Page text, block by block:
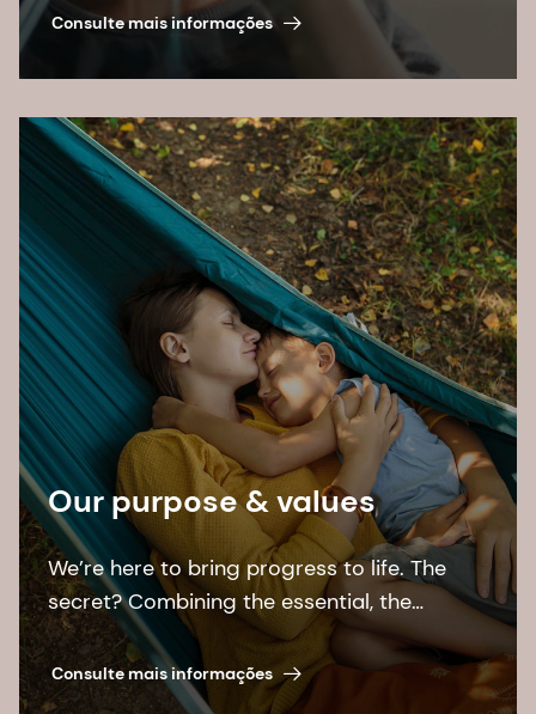
and leading by example.
Consulte mais informações
Our purpose & values
We’re here to bring progress to life. The
secret? Combining the essential, the
desirable, and the sustainable.
Consulte mais informações